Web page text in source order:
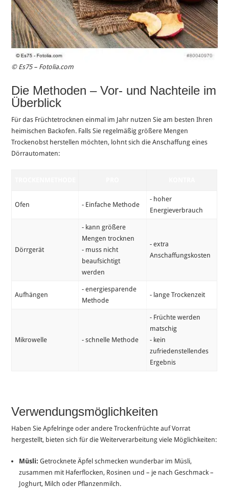
© Es75 – Fotolia.com
Die Methoden – Vor- und Nachteile im
Überblick
Für das Früchtetrocknen einmal im Jahr nutzen Sie am besten Ihren
heimischen Backofen. Falls Sie regelmäßig größere Mengen
Trockenobst herstellen möchten, lohnt sich die Anschaffung eines
Dörrautomaten:
Ofen - Einfache Methode
- hoher
Energieverbrauch
Dörrgerät
- kann größere
Mengen trocknen
- muss nicht
beaufsichtigt
werden
- extra
Anschaffungskosten
Aufhängen
- energiesparende
Methode
- lange Trockenzeit
Mikrowelle - schnelle Methode
- Früchte werden
matschig
- kein
zufriedenstellendes
Ergebnis
Verwendungsmöglichkeiten
Haben Sie Apfelringe oder andere Trockenfrüchte auf Vorrat
hergestellt, bieten sich für die Weiterverarbeitung viele Möglichkeiten:
Müsli:Getrocknete Äpfel schmecken wunderbar im Müsli,
zusammen mit Haferflocken, Rosinen und – je nach Geschmack –
Joghurt, Milch oder Pflanzenmilch.